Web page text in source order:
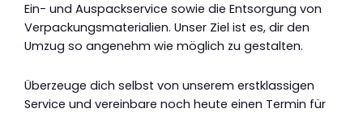
Ein- und Auspackservice sowie die Entsorgung von
Verpackungsmaterialien. Unser Ziel ist es, dir den
Umzug so angenehm wie möglich zu gestalten.
Überzeuge dich selbst von unserem erstklassigen
Service und vereinbare noch heute einen Termin für